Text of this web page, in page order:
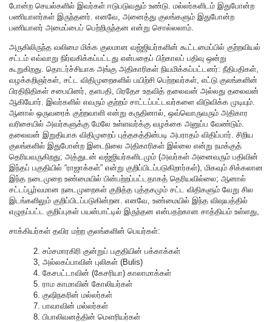
போன்ற செயல்களில் இவர்கள் ஈடுபடுவதும் உண்டு. மல்லர்களிடம் இதுபோன்ற
பணியாளர்கள் இருந்தனர். எனவே, அனைத்து குலங்களும் இதுபோன்ற
பணியாளர் அமைப்பைப் பெற்றிருந்தன என்று சொல்லலாம்.
அருகிலிருந்த வலிமை மிக்க குலமான வஜ்ஜியர்களின் கூட்டமைப்பில் குற்றவியல்
சட்டம் எவ்வாறு நிர்வகிக்கப்பட்டது என்பதைப் பிற்காலப் பதிவு ஒன்று
கூறுகிறது. தொடர்ச்சியாக அங்கு அதிகாரிகள் நியமிக்கப்பட்டனர்: நீதிபதிகள்,
வழக்கறிஞர்கள், சட்ட விதிமுறைகளில் பயிற்சி பெற்றவர்கள், எட்டு குலங்களின்
பிரதிநிதிகள் சபையினர், தளபதி, பிரதேச உதவித் தலைவன் அல்லது தலைவன்
ஆகியோர். இவர்களில் எவரும் குற்றம் சாட்டப்பட்டவர்களை விடுவிக்க முடியும்.
ஆனால் ஒருவரைக் குற்றவாளி என்று கருதினால், ஒவ்வொருவரும் அதிகார
வரிசையில் அவர்களுக்கு மேலே உள்ளவர்க்கு வழக்கை அனுப்ப வேண்டும்.
தலைவன் இறுதியாக விதிமுறைப் புத்தகத்தின்படி அபராதம் விதிப்பார். சிறிய
குலங்களில் இதுபோன்ற இடைநிலை அதிகாரிகள் இல்லை என்று நமக்குத்
தெரியவருகிறது; அத்துடன் வஜ்ஜியர்களிடமும் (அவர்கள் அனைவரும் பதிவின்
இந்தப் பகுதியில் “ராஜாக்கள்” என்று குறிப்பிடப்படுகிறார்கள்), மிகவும் சிக்கலான
இந்த நடைமுறை உண்மையில் பின்பற்றப்பட்டதாகத் தெரியவில்லை; ஆனால்
சட்டப்பூர்வமான நடைமுறைகள் குறித்த புத்தகமும் சட்ட விதிகளும் வேறு சில
இடங்களிலும் குறிப்பிடப்படுகின்றன. எனவே, உண்மையில் இந்த விஷயத்தில்
எழுதப்பட்ட குறிப்புகள் பயன்பாட்டில் இருந்தன என்பதற்கான சாத்தியம் உள்ளது,
சாக்கியர்கள் தவிர மற்ற குலங்களின் பெயர்கள்:
2. சம்சமாரகிரி குன்றுப் பகுதியின் பக்காக்கள்
3, அல்லகப்பாவின் புலிகள் (Bulis)
4. கேசபட்டாவின் (கேசரியா) காலாமாக்கள்
5. ராம காமாவின் கோலியர்கள்
6. குஷிநகரின் மல்லர்கள்
7. பாவாவின் மல்லர்கள்
8. பிபாலிவனத்தின் மௌரியர்கள்